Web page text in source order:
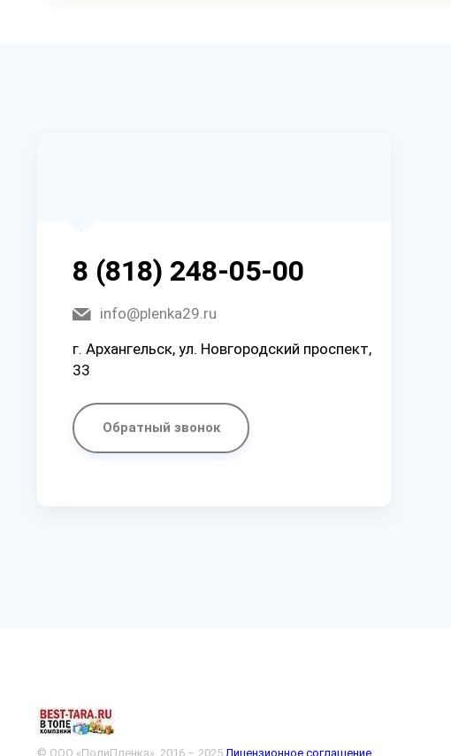
8 (818) 248-05-00
info@plenka29.ru
г. Архангельск, ул. Новгородский проспект,
33
Обратный звонок
© ООО «ПолиПленка», 2016 – 2025 Лицензионное соглашение